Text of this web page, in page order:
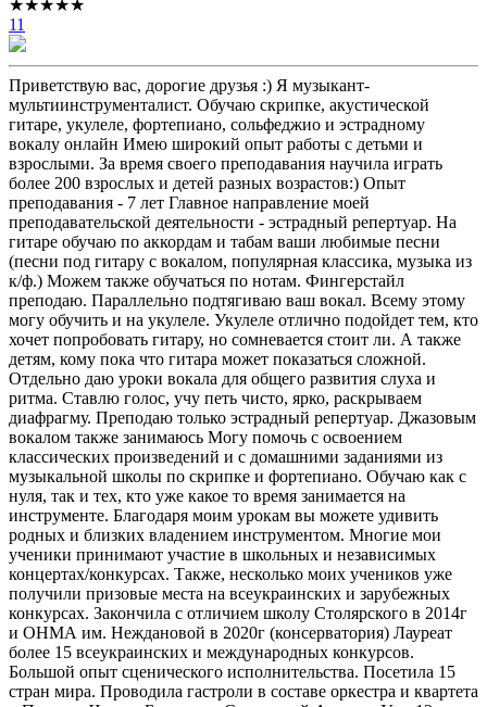
★★★★★
11
Приветствую вас, дорогие друзья :) Я музыкант-
мультиинструменталист. Обучаю скрипке, акустической
гитаре, укулеле, фортепиано, сольфеджио и эстрадному
вокалу онлайн Имею широкий опыт работы с детьми и
взрослыми. За время своего преподавания научила играть
более 200 взрослых и детей разных возрастов:) Опыт
преподавания - 7 лет Главное направление моей
преподавательской деятельности - эстрадный репертуар. На
гитаре обучаю по аккордам и табам ваши любимые песни
(песни под гитару с вокалом, популярная классика, музыка из
к/ф.) Можем также обучаться по нотам. Фингерстайл
преподаю. Параллельно подтягиваю ваш вокал. Всему этому
могу обучить и на укулеле. Укулеле отлично подойдет тем, кто
хочет попробовать гитару, но сомневается стоит ли. А также
детям, кому пока что гитара может показаться сложной.
Отдельно даю уроки вокала для общего развития слуха и
ритма. Ставлю голос, учу петь чисто, ярко, раскрываем
диафрагму. Преподаю только эстрадный репертуар. Джазовым
вокалом также занимаюсь Могу помочь с освоением
классических произведений и с домашними заданиями из
музыкальной школы по скрипке и фортепиано. Обучаю как с
нуля, так и тех, кто уже какое то время занимается на
инструменте. Благодаря моим урокам вы можете удивить
родных и близких владением инструментом. Многие мои
ученики принимают участие в школьных и независимых
концертах/конкурсах. Также, несколько моих учеников уже
получили призовые места на всеукраинских и зарубежных
конкурсах. Закончила с отличием школу Столярского в 2014г
и ОНМА им. Неждановой в 2020г (консерватория) Лауреат
более 15 всеукраинских и международных конкурсов.
Большой опыт сценического исполнительства. Посетила 15
стран мира. Проводила гастроли в составе оркестра и квартета